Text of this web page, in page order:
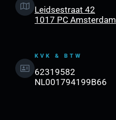
Leidsestraat 42
1017 PC Amsterdam
KVK & BTW
62319582
NL001794199B66